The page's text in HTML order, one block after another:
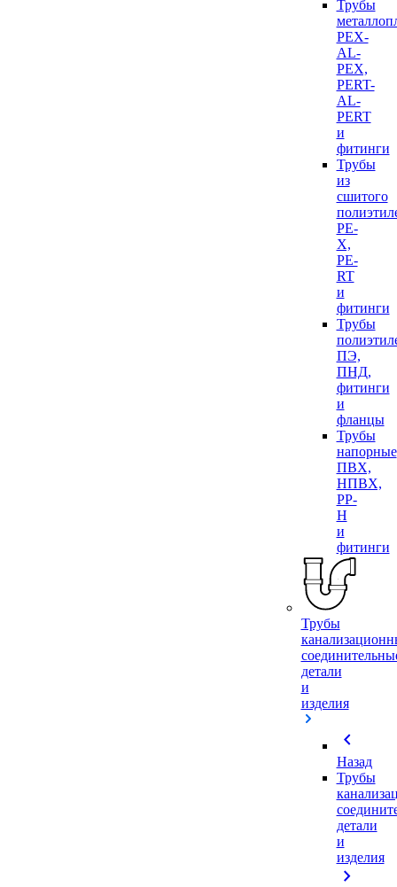
Трубы
PEX-
AL-
PEX,
PERT-
AL-
PERT
и
фитинги
Трубы
из
сшитого
PE-
X,
PE-
RT
и
фитинги
Трубы
ПЭ,
ПНД,
фитинги
и
фланцы
Трубы
напорные
ПВХ,
НПВХ,
PP-
H
и
фитинги
Трубы
детали
и
изделия
chevron_left
Назад
Трубы
детали
и
изделия
chevron_right